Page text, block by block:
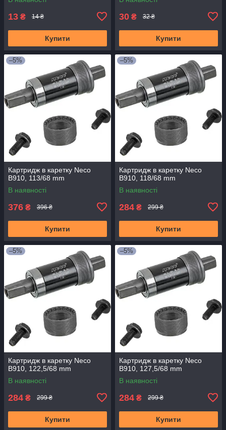
13 ₴ 14 ₴
Купити
30 ₴ 32 ₴
Купити
–5%
Картридж в каретку Neco
B910, 113/68 mm
В наявності
376 ₴ 396 ₴
Купити
–5%
Картридж в каретку Neco
B910, 118/68 mm
В наявності
284 ₴ 299 ₴
Купити
–5%
Картридж в каретку Neco
B910, 122,5/68 mm
В наявності
284 ₴ 299 ₴
Купити
–5%
Картридж в каретку Neco
B910, 127,5/68 mm
В наявності
284 ₴ 299 ₴
Купити